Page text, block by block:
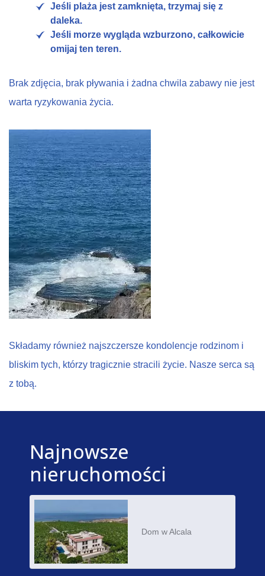
Jeśli plaża jest zamknięta, trzymaj się z
daleka.
Jeśli morze wygląda wzburzono, całkowicie
omijaj ten teren.
Brak zdjęcia, brak pływania i żadna chwila zabawy nie jest
warta ryzykowania życia.
Składamy również najszczersze kondolencje rodzinom i
bliskim tych, którzy tragicznie stracili życie. Nasze serca są
z tobą.
Najnowsze
nieruchomości
Dom w Alcala